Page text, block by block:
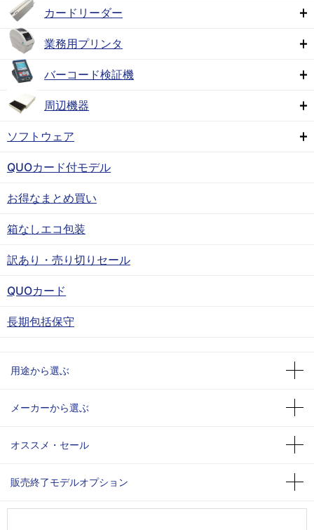
カードリーダー
業務用プリンタ
バーコード検証機
周辺機器
ソフトウェア
QUOカード付モデル
お得なまとめ買い
箱なしエコ包装
訳あり・売り切りセール
QUOカード
長期包括保守
用途から選ぶ
メーカーから選ぶ
オススメ・セール
販売終了モデルオプション